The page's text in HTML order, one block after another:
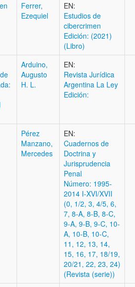
Ferrer,
Ezequiel
EN:
Estudios de
cibercrimen
Edición: (2021)
(Libro)
Arduino,
Augusto
H. L.
EN:
Revista Jurídica
Argentina La Ley
Edición:
Pérez
Manzano,
Mercedes
EN:
Cuadernos de
Doctrina y
Jurisprudencia
Penal
Número: 1995-
2014 I-XVI/XVII
(0, 1/2, 3, 4/5, 6,
7, 8-A, 8-B, 8-C,
9-A, 9-B, 9-C, 10-
A, 10-B, 10-C,
11, 12, 13, 14,
15, 16, 17, 18/19,
20/21, 22, 23, 24)
(Revista (serie))